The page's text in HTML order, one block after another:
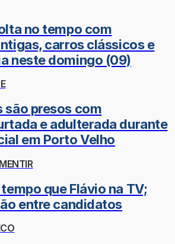
no tempo com
carros clássicos e
neste domingo (09)
são presos com
e adulterada durante
em Porto Velho
que Flávio na TV;
entre candidatos